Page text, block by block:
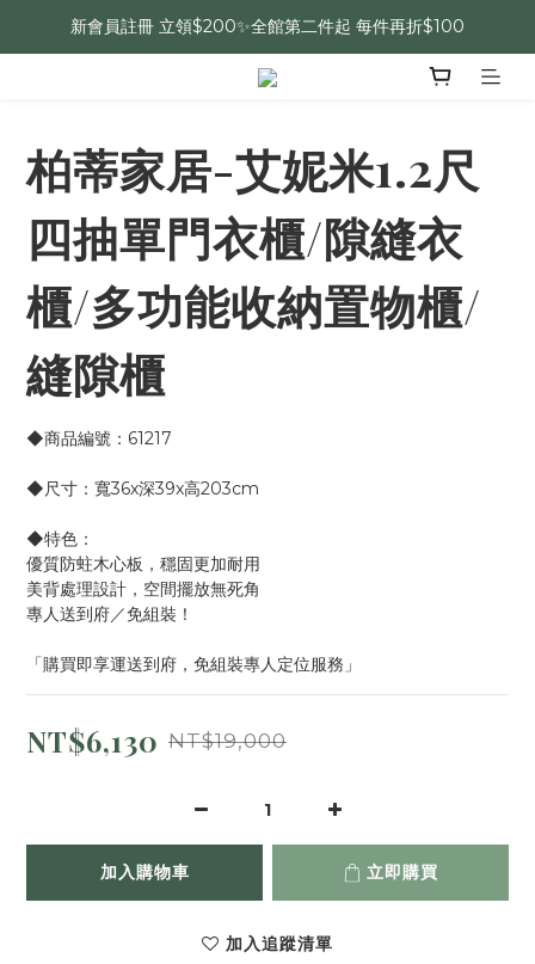
新會員註冊 立領$200✨全館第二件起 每件再折$100
柏蒂家居-艾妮米1.2尺
四抽單門衣櫃/隙縫衣
櫃/多功能收納置物櫃/
縫隙櫃
◆商品編號：61217
◆尺寸：寬36x深39x高203cm
◆特色：
優質防蛀木心板，穩固更加耐用
美背處理設計，空間擺放無死角
專人送到府／免組裝！
「購買即享運送到府，免組裝專人定位服務」
NT$6,130 NT$19,000
加入購物車 立即購買
加入追蹤清單